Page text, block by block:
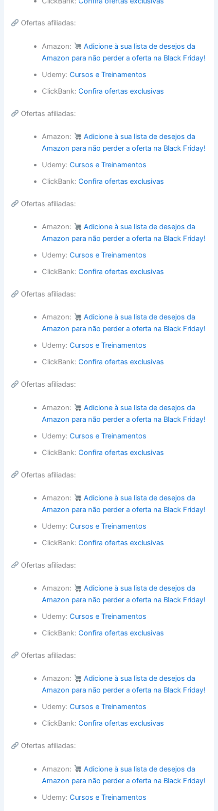
Ofertas afiliadas:
Amazon:
Adicione à sua lista de desejos da
Amazon para não perder a oferta na Black Friday!
Udemy:Cursos e Treinamentos
ClickBank:Confira ofertas exclusivas
Ofertas afiliadas:
Amazon:
Adicione à sua lista de desejos da
Amazon para não perder a oferta na Black Friday!
Udemy:Cursos e Treinamentos
ClickBank:Confira ofertas exclusivas
Ofertas afiliadas:
Amazon:
Adicione à sua lista de desejos da
Amazon para não perder a oferta na Black Friday!
Udemy:Cursos e Treinamentos
ClickBank:Confira ofertas exclusivas
Ofertas afiliadas:
Amazon:
Adicione à sua lista de desejos da
Amazon para não perder a oferta na Black Friday!
Udemy:Cursos e Treinamentos
ClickBank:Confira ofertas exclusivas
Ofertas afiliadas:
Amazon:
Adicione à sua lista de desejos da
Amazon para não perder a oferta na Black Friday!
Udemy:Cursos e Treinamentos
ClickBank:Confira ofertas exclusivas
Ofertas afiliadas:
Amazon:
Adicione à sua lista de desejos da
Amazon para não perder a oferta na Black Friday!
Udemy:Cursos e Treinamentos
ClickBank:Confira ofertas exclusivas
Ofertas afiliadas:
Amazon:
Adicione à sua lista de desejos da
Amazon para não perder a oferta na Black Friday!
Udemy:Cursos e Treinamentos
ClickBank:Confira ofertas exclusivas
Ofertas afiliadas:
Amazon:
Adicione à sua lista de desejos da
Amazon para não perder a oferta na Black Friday!
Udemy:Cursos e Treinamentos
ClickBank:Confira ofertas exclusivas
Ofertas afiliadas:
Amazon:
Adicione à sua lista de desejos da
Amazon para não perder a oferta na Black Friday!
Udemy:Cursos e Treinamentos